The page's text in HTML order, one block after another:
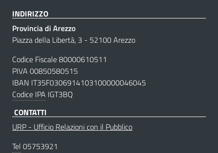
INDIRIZZO
Provincia di Arezzo
Piazza della Libertà, 3 - 52100 Arezzo
Codice Fiscale 80000610511
PIVA 00850580515
IBAN IT35F0306914103100000046045
Codice IPA IGT3BQ
CONTATTI
URP - Ufficio Relazioni con il Pubblico
Tel 05753921